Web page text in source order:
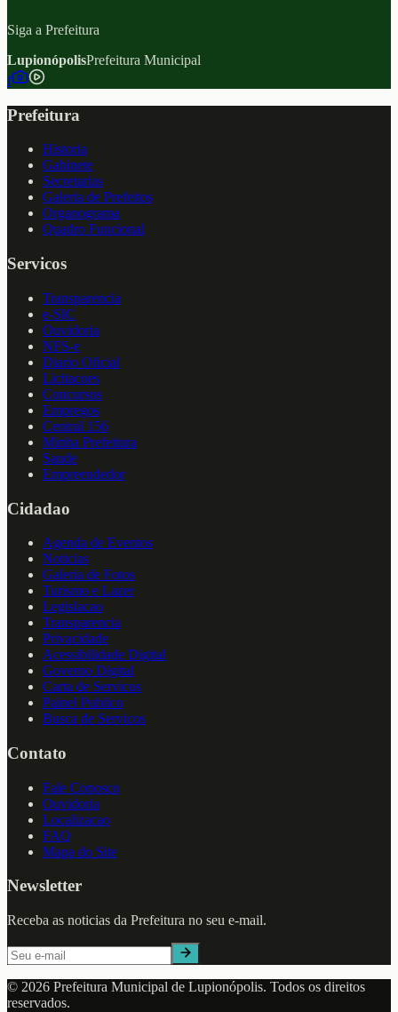
Siga a Prefeitura
LupionópolisPrefeitura Municipal
f
Prefeitura
Historia
Gabinete
Secretarias
Galeria de Prefeitos
Organograma
Quadro Funcional
Servicos
Transparencia
e-SIC
Ouvidoria
NFS-e
Diario Oficial
Licitacoes
Concursos
Empregos
Central 156
Minha Prefeitura
Saude
Empreendedor
Cidadao
Agenda de Eventos
Noticias
Galeria de Fotos
Turismo e Lazer
Legislacao
Transparencia
Privacidade
Acessibilidade Digital
Governo Digital
Carta de Servicos
Painel Publico
Busca de Servicos
Contato
Fale Conosco
Ouvidoria
Localizacao
FAQ
Mapa do Site
Newsletter
Receba as noticias da Prefeitura no seu e-mail.
© 2026 Prefeitura Municipal de Lupionópolis. Todos os direitos
reservados.